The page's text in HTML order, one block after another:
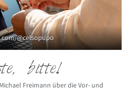
@celsopupo
bitte!
Freimann über die Vor- und